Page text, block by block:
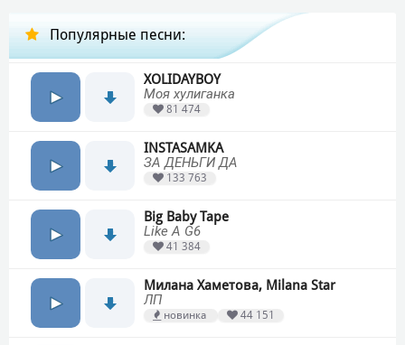
Популярные песни:
XOLIDAYBOY
Моя хулиганка
81 474
INSTASAMKA
ЗА ДЕНЬГИ ДА
133 763
Big Baby Tape
Like A G6
41 384
Милана Хаметова, Milana Star
ЛП
новинка 44 151